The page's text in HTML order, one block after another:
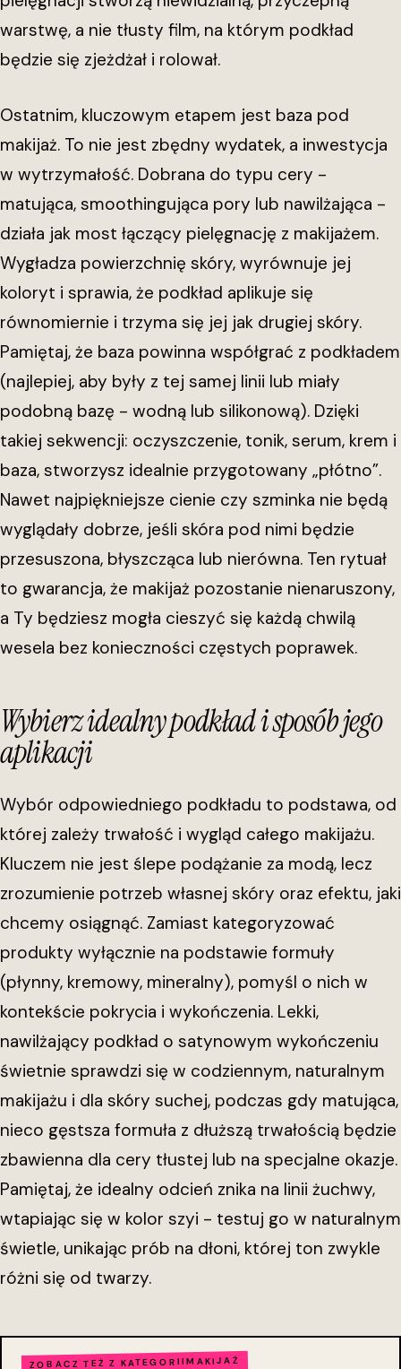
warstwę, a nie tłusty film, na którym podkład
będzie się zjeżdżał i rolował.
Ostatnim, kluczowym etapem jest baza pod
makijaż. To nie jest zbędny wydatek, a inwestycja
w wytrzymałość. Dobrana do typu cery -
matująca, smoothingująca pory lub nawilżająca -
działa jak most łączący pielęgnację z makijażem.
Wygładza powierzchnię skóry, wyrównuje jej
koloryt i sprawia, że podkład aplikuje się
równomiernie i trzyma się jej jak drugiej skóry.
Pamiętaj, że baza powinna współgrać z podkładem
(najlepiej, aby były z tej samej linii lub miały
podobną bazę - wodną lub silikonową). Dzięki
takiej sekwencji: oczyszczenie, tonik, serum, krem i
baza, stworzysz idealnie przygotowany „płótno”.
Nawet najpiękniejsze cienie czy szminka nie będą
wyglądały dobrze, jeśli skóra pod nimi będzie
przesuszona, błyszcząca lub nierówna. Ten rytuał
to gwarancja, że makijaż pozostanie nienaruszony,
a Ty będziesz mogła cieszyć się każdą chwilą
wesela bez konieczności częstych poprawek.
Wybierz idealny podkład i sposób jego
aplikacji
Wybór odpowiedniego podkładu to podstawa, od
której zależy trwałość i wygląd całego makijażu.
Kluczem nie jest ślepe podążanie za modą, lecz
zrozumienie potrzeb własnej skóry oraz efektu, jaki
chcemy osiągnąć. Zamiast kategoryzować
produkty wyłącznie na podstawie formuły
(płynny, kremowy, mineralny), pomyśl o nich w
kontekście pokrycia i wykończenia. Lekki,
nawilżający podkład o satynowym wykończeniu
świetnie sprawdzi się w codziennym, naturalnym
makijażu i dla skóry suchej, podczas gdy matująca,
nieco gęstsza formuła z dłuższą trwałością będzie
zbawienna dla cery tłustej lub na specjalne okazje.
Pamiętaj, że idealny odcień znika na linii żuchwy,
wtapiając się w kolor szyi - testuj go w naturalnym
świetle, unikając prób na dłoni, której ton zwykle
różni się od twarzy.
ZOBACZ TEŻ Z KATEGORIIMAKIJAŻ